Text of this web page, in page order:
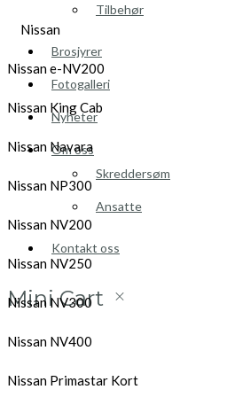
Tilbehør
Brosjyrer
Fotogalleri
Nyheter
Om oss
Skreddersøm
Ansatte
Kontakt oss
Mini Cart
Nissan
Nissan e-NV200
Nissan King Cab
Nissan Navara
Nissan NP300
Nissan NV200
Nissan NV250
Nissan NV300
Nissan NV400
Nissan Primastar Kort